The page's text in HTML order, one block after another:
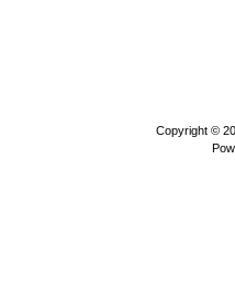
Copyright ©